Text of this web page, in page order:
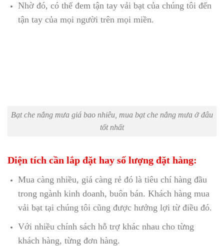
Nhờ đó, có thể đem tận tay vải bạt của chúng tôi đến
tận tay của mọi người trên mọi miền.
Bạt che nắng mưa giá bao nhiêu, mua bạt che nắng mưa ở đâu
tốt nhất
Diện tích cần lắp đặt hay số lượng đặt hàng:
Mua càng nhiều, giá càng rẻ đó là tiêu chí hàng đầu
trong ngành kinh doanh, buôn bán. Khách hàng mua
vải bạt tại chúng tôi cũng được hưởng lợi từ điều đó.
Với nhiều chính sách hỗ trợ khác nhau cho từng
khách hàng, từng đơn hàng.